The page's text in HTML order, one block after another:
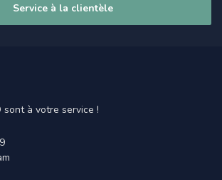
Service à la clientèle
sont à votre service !